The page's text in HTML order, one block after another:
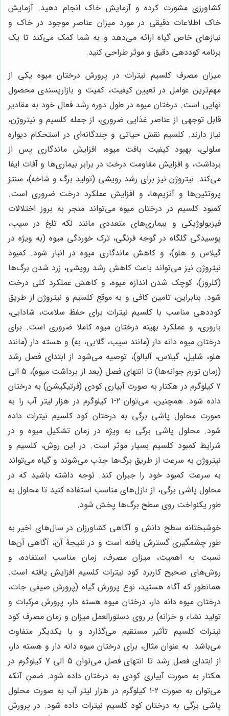
کشاورزی مشورت کرده و آزمایش خاک انجام دهید. آزمایش
خاک اطلاعات دقیقی در مورد میزان عناصر موجود در خاک و
نیازهای خاص گیاه ارائه می‌دهد و به شما کمک می‌کند تا یک
برنامه کوددهی دقیق و موثر طراحی کنید.
میزان مصرف کلسیم نیترات در پرورش درختان میوه یکی از
مهم‌ترین عوامل در تعیین کیفیت، کمیت و بازارپسندی محصول
نهایی است. درختان میوه در طول دوره رشد فعال خود به مقادیر
قابل توجهی از عناصر غذایی ضروری، از جمله کلسیم و نیتروژن،
نیاز دارند. کلسیم نقش حیاتی و چندگانه‌ای در استحکام دیواره
سلولی، بهبود کیفیت بافت میوه، افزایش ماندگاری پس از
برداشت، و افزایش مقاومت درخت در برابر بیماری‌ها و آفات ایفا
می‌کند. نیتروژن نیز برای رشد رویشی (تولید برگ و شاخه)، سنتز
پروتئین‌ها و آنزیم‌ها، و افزایش عملکرد درخت ضروری است.
کمبود کلسیم در درختان میوه می‌تواند منجر به بروز اختلالات
فیزیولوژیکی و بیماری‌های متعددی مانند لکه تلخ در سیب،
پوسیدگی گلگاه در گوجه فرنگی، ترک خوردگی میوه (به ویژه در
گیلاس و هلو)، و کاهش ماندگاری میوه در انبار شود. کمبود
نیتروژن نیز می‌تواند باعث کاهش رشد رویشی، زرد شدن برگ‌ها
(کلروز)، کوچک شدن اندازه میوه، و کاهش عملکرد کلی درخت
شود. بنابراین، تامین کافی و به موقع کلسیم و نیتروژن از طریق
کوددهی مناسب با کلسیم نیترات برای حفظ سلامت، شادابی،
باروری، و عملکرد بهینه درختان میوه کاملا ضروری است. برای
درختان میوه دانه دار (مانند سیب، گلابی، به) و هسته دار (مانند
هلو، شلیل، گیلاس، آلبالو)، توصیه می‌شود از ابتدای فصل رشد
(زمان تورم جوانه‌ها) تا انتهای فصل (بعد از برداشت میوه)، 5 الی
7 کیلوگرم در هکتار به صورت آبیاری کودی (فرتیگیشن) به درختان
داده شود. همچنین، می‌توان 2-1 کیلوگرم در هزار لیتر آب را به
صورت محلول پاشی برگی به درختان کود کلسیم نیترات داده
شود. محلول پاشی برگی به ویژه در زمان تشکیل میوه و در
شرایط کمبود کلسیم بسیار موثر است. در این روش، کلسیم و
نیتروژن به سرعت از طریق برگ‌ها جذب می‌شوند و گیاه می‌تواند
به سرعت کمبود خود را جبران کند. توجه داشته باشید که در
محلول پاشی برگی، از نازل‌های مناسب استفاده کنید تا محلول به
طور یکنواخت روی سطح برگ‌ها پخش شود.
خوشبختانه سطح دانش و آگاهی کشاورزان در سال‌های اخیر به
طور چشمگیری گسترش یافته است و در نتیجۀ آن، آگاهی آن‌ها
نسبت به اهمیت، میزان مصرف، زمان مناسب استفاده، و
روش‌های صحیح کاربرد کود نیترات کلسیم افزایش یافته است.
همانطور که آگاه هستید، نوع پرورش گیاه (پرورش صیفی جات،
درختان میوه دانه دار، درختان میوه هسته دار، پرورش مرکبات و
تولید نشاء و خزانه) بر روی دستورالعمل میزان و زمان مصرف کود
نیترات کلسیم تأثیر مستقیم می‌گذارد و با یکدیگر متفاوت
می‌باشد. به عنوان مثال، برای درختان میوه دانه دار و هسته دار،
از ابتدای فصل رشد تا انتهای فصل می‌توان 5 الی 7 کیلوگرم در
هکتار به صورت آبیاری کودی به درختان داده شود. ضمن آنکه
می‌توان به صورت 2-1 کیلوگرم در هزار لیتر آب به صورت محلول
پاشی برگی به درختان کود کلسیم نیترات داده شود. در پرورش